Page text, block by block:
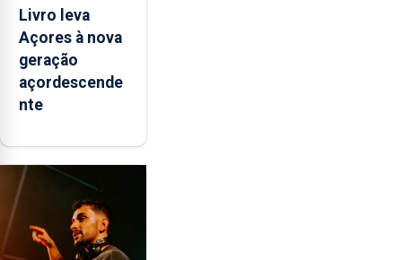
Livro leva
Açores à nova
geração
açordescende
nte